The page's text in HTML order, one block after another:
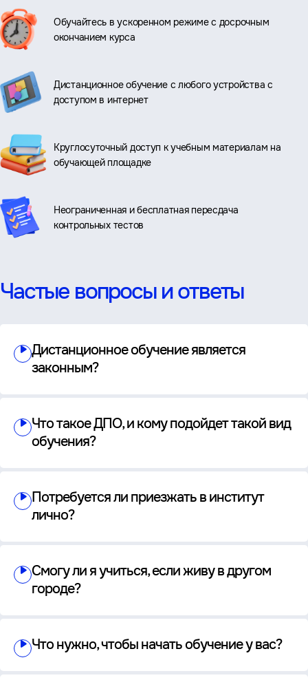
Обучайтесь в ускоренном режиме с досрочным
окончанием курса
Дистанционное обучение с любого устройства с
доступом в интернет
Круглосуточный доступ к учебным материалам на
обучающей площадке
Неограниченная и бесплатная пересдача
контрольных тестов
Частые вопросы и ответы
Дистанционное обучение является
законным?
Что такое ДПО, и кому подойдет такой вид
обучения?
Потребуется ли приезжать в институт
лично?
Смогу ли я учиться, если живу в другом
городе?
Что нужно, чтобы начать обучение у вас?